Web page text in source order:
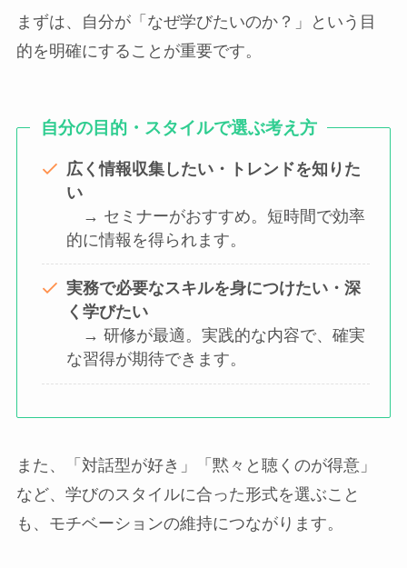
まずは、自分が「なぜ学びたいのか？」という目
的を明確にすることが重要です。
自分の目的・スタイルで選ぶ考え方
広く情報収集したい・トレンドを知りた
い
→ セミナーがおすすめ。短時間で効率
的に情報を得られます。
実務で必要なスキルを身につけたい・深
く学びたい
→ 研修が最適。実践的な内容で、確実
な習得が期待できます。
また、「対話型が好き」「黙々と聴くのが得意」
など、学びのスタイルに合った形式を選ぶこと
も、モチベーションの維持につながります。